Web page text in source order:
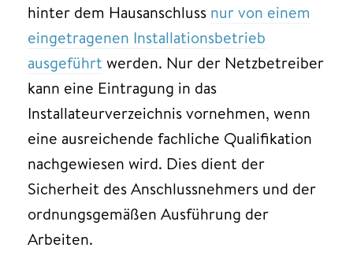
hinter dem Hausanschluss nur von einem
eingetragenen Installationsbetrieb
ausgeführt werden. Nur der Netzbetreiber
kann eine Eintragung in das
Installateurverzeichnis vornehmen, wenn
eine ausreichende fachliche Qualifikation
nachgewiesen wird. Dies dient der
Sicherheit des Anschlussnehmers und der
ordnungsgemäßen Ausführung der
Arbeiten.